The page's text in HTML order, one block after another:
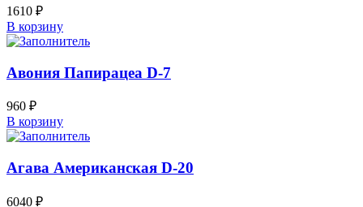
1610 ₽
В корзину
Авония Папирацеа D-7
960 ₽
В корзину
Агава Американская D-20
6040 ₽